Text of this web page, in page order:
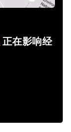
正在影响经